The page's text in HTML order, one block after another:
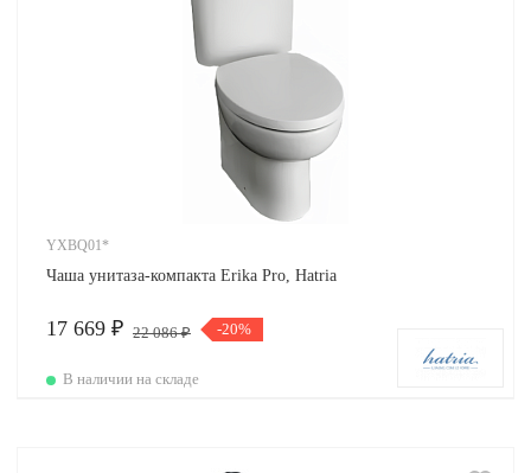
YXBQ01*
Чаша унитаза-компакта Erika Pro, Hatria
17 669 ₽ 22 086 ₽ -20%
В наличии на складе